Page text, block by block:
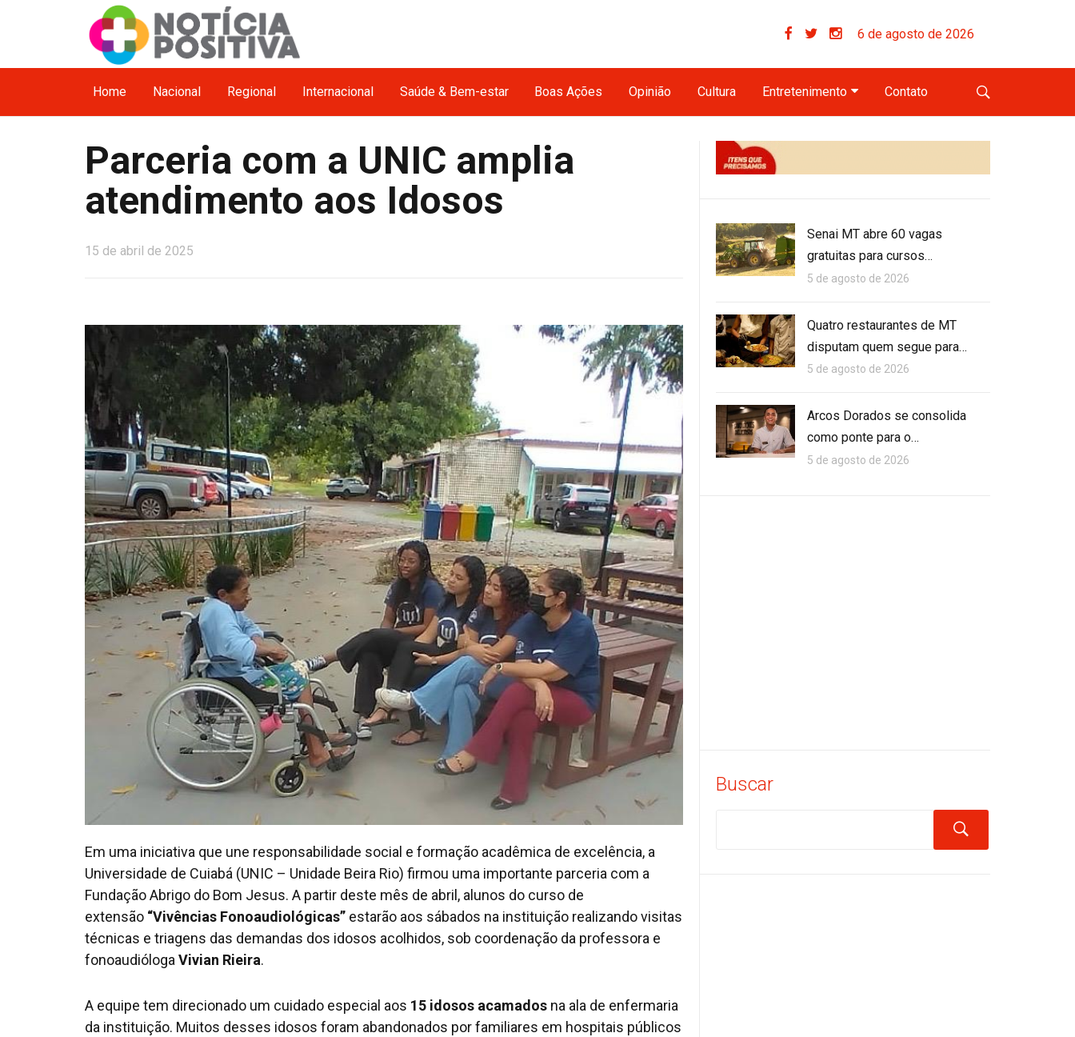
6 de agosto de 2026
Home Nacional Regional Internacional Saúde & Bem-estar Boas Ações Opinião Cultura Entretenimento Contato
Parceria com a UNIC amplia
atendimento aos Idosos
15 de abril de 2025
Em uma iniciativa que une responsabilidade social e formação acadêmica de excelência, a
Universidade de Cuiabá (UNIC – Unidade Beira Rio) firmou uma importante parceria com a
Fundação Abrigo do Bom Jesus. A partir deste mês de abril, alunos do curso de
extensão “Vivências Fonoaudiológicas” estarão aos sábados na instituição realizando visitas
técnicas e triagens das demandas dos idosos acolhidos, sob coordenação da professora e
fonoaudióloga Vivian Rieira.
A equipe tem direcionado um cuidado especial aos 15 idosos acamados na ala de enfermaria
da instituição. Muitos desses idosos foram abandonados por familiares em hospitais públicos
Senai MT abre 60 vagas
gratuitas para cursos…
5 de agosto de 2026
Quatro restaurantes de MT
disputam quem segue para…
5 de agosto de 2026
Arcos Dorados se consolida
como ponte para o…
5 de agosto de 2026
Buscar